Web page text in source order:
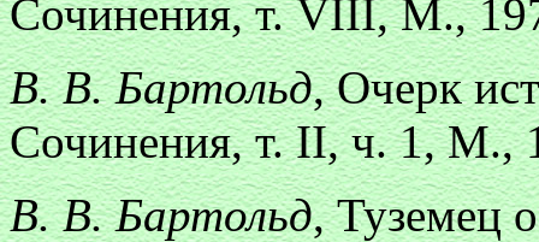
Сочинения, т. VIII, М.,
В. В. Бартольд, Очерк
Сочинения, т. II, ч. 1, М.,
В. В. Бартольд, Туземец